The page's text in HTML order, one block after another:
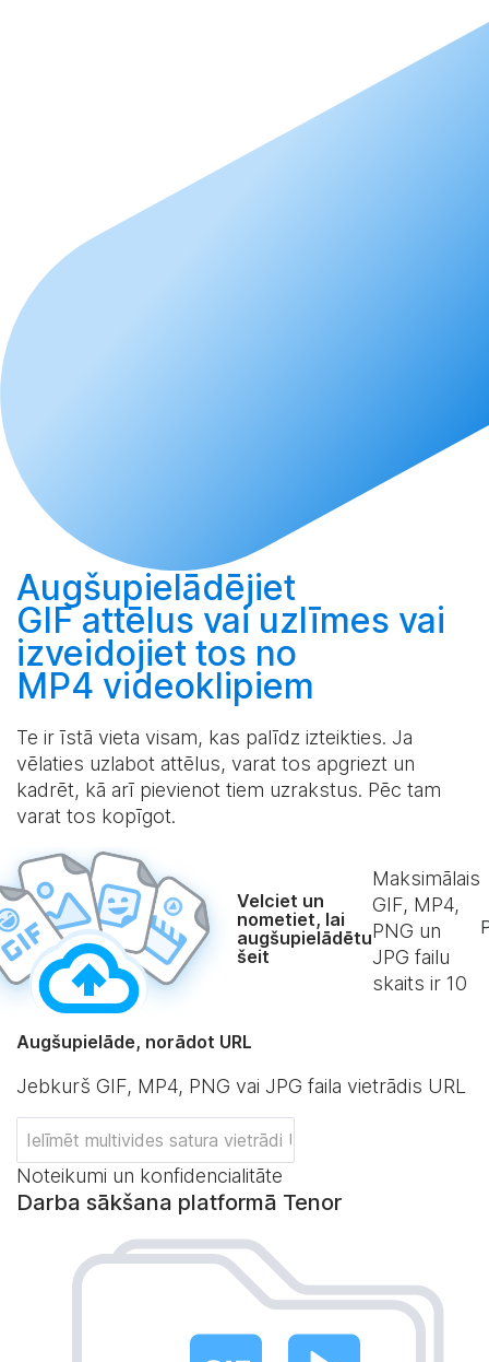
Augšupielādējiet
GIF attēlus vai uzlīmes vai
izveidojiet tos no
MP4 videoklipiem
Te ir īstā vieta visam, kas palīdz izteikties. Ja
vēlaties uzlabot attēlus, varat tos apgriezt un
kadrēt, kā arī pievienot tiem uzrakstus. Pēc tam
varat tos kopīgot.
Velciet un
nometiet, lai
augšupielādētu
šeit
Maksimālais
GIF, MP4,
PNG un
JPG failu
skaits ir 10
Augšupielāde, norādot URL
Jebkurš GIF, MP4, PNG vai JPG faila vietrādis URL
Noteikumi un konfidencialitāte
Darba sākšana platformā Tenor